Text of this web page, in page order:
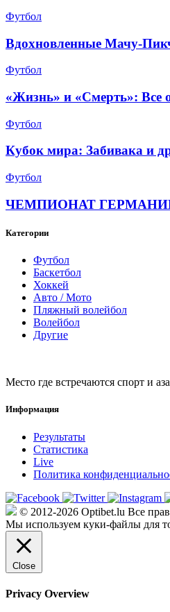
Футбол
Вдохновленные Мачу-
Футбол
«Жизнь» и «Смерть»: Все
Футбол
Кубок мира: Забивака и
Футбол
ЧЕМПИОНАТ
Категории
Футбол
Баскетбол
Хоккей
Авто / Мото
Пляжный волейбол
Волейбол
Другие
Место где встречаются спорт и
Информация
Результаты
Статистика
Live
Политика
© 2012-2026 Optibet.lu Все
Мы используем куки-файлы для
Close
Privacy Overview